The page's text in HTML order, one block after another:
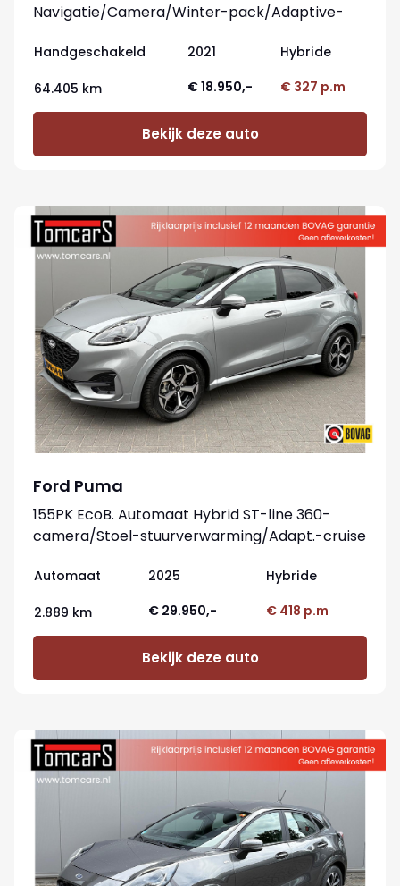
Navigatie/Camera/Winter-pack/Adaptive-
Handgeschakeld 2021 Hybride
64.405 km € 18.950,- € 327 p.m
Bekijk deze auto
Ford Puma
155PK EcoB. Automaat Hybrid ST-line 360-
camera/Stoel-stuurverwarming/Adapt.-cruise
Automaat 2025 Hybride
2.889 km € 29.950,- € 418 p.m
Bekijk deze auto